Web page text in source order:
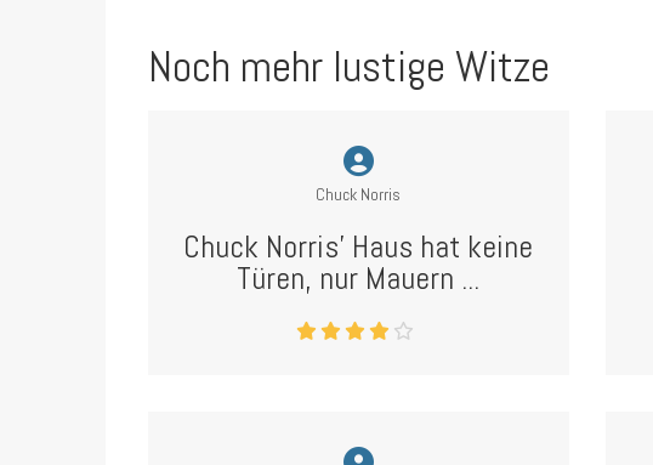
Noch mehr lustige Witze
Chuck Norris
Chuck Norris’ Haus hat keine
Türen, nur Mauern ...